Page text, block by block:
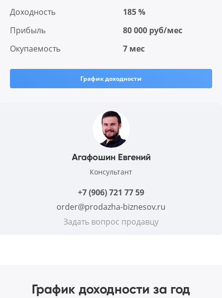
Доходность
185 %
Прибыль
80 000 руб/мес
Окупаемость
7 мес
График доходности
Агафошин Евгений
Консультант
+7 (906) 721 77 59
order@prodazha-biznesov.ru
Задать вопрос продавцу
График доходности за год